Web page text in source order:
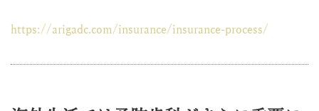
https://arigadc.com/insurance/insurance-process/